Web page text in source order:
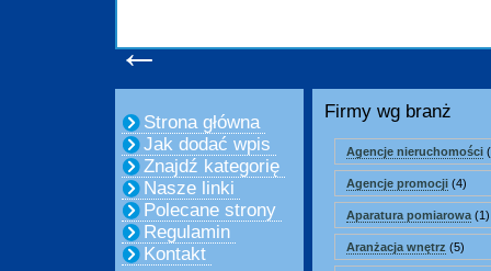
←
Strona główna
Jak dodać wpis
Znajdź kategorię
Nasze linki
Polecane strony
Regulamin
Kontakt
Firmy wg branż
Agencje nieruchomości
Agencje promocji (4)
Aparatura pomiarowa (1)
Aranżacja wnętrz (5)